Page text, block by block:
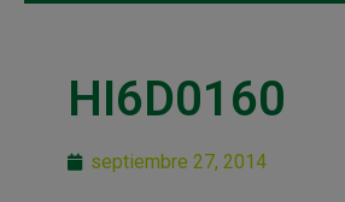
HI6D0160
septiembre 27, 2014